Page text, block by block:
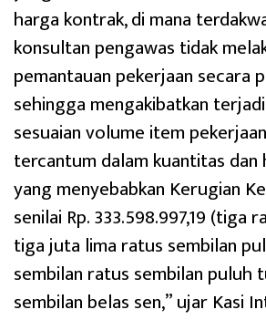
harga kontrak, di mana
konsultan pengawas tidak
pemantauan pekerjaan secara
sehingga mengakibatkan
sesuaian volume item
tercantum dalam kuantitas
yang menyebabkan Kerugian
senilai Rp. 333.598.997,19 (tiga
tiga juta lima ratus sembilan
sembilan ratus sembilan puluh
sembilan belas sen,” ujar Kasi